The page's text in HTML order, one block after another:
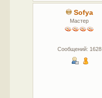
Sofya
Мастер
Сообщений: 1628